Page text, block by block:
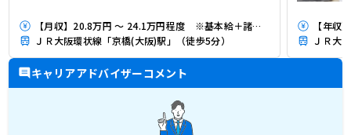
【月収】20.8万円 ～ 24.1万円程度 ※基本給＋諸手当
ＪＲ大阪環状線「京橋(大阪)駅」（徒歩5分）
【年収
ＪＲ大
キャリアアドバイザーコメント